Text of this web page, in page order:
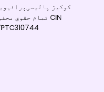
کوکیز پالیسی